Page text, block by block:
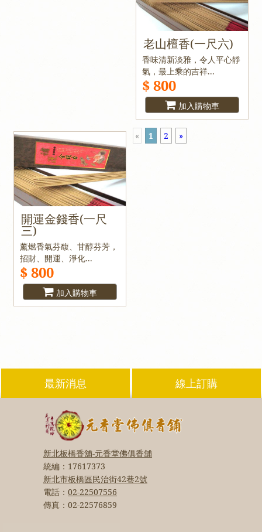
老山檀香(一尺六)
香味清新淡雅，令人平心靜
氣，最上乘的吉祥...
$ 800
加入購物車
開運金錢香(一尺
三)
薰燃香氣芬馥、甘醇芬芳，
招財、開運、淨化...
$ 800
加入購物車
« 1 2 »
最新消息 線上訂購
新北板橋香舖-元香堂佛俱香舖
統編： 17617373
新北市板橋區民治街42巷2號
電話： 02-22507556
傳真： 02-22576859